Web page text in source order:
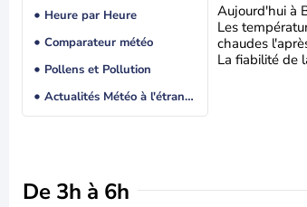
Heure par Heure
Comparateur météo
Pollens et Pollution
Actualités Météo à l'étranger
Aujourd'hui à
Les
chaudes
La fiabilité de
De 3h à 6h